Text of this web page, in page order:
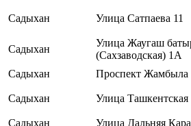
Садыхан Улица Сатпаева 11
Садыхан
Улица Жаугаш
(Сахзаводская) 1А
Садыхан
Проспект Жамбыла
Садыхан
Улица Ташкентская
Садыхан
Улица Дальняя